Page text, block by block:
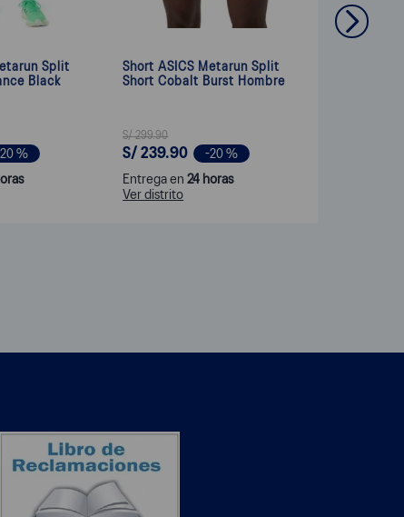
Split
Black
20 %
Short ASICS Metarun Split
Short Cobalt Burst Hombre
S/ 299.90
S/ 239.90 -20 %
Entrega en24 horas
Ver distrito